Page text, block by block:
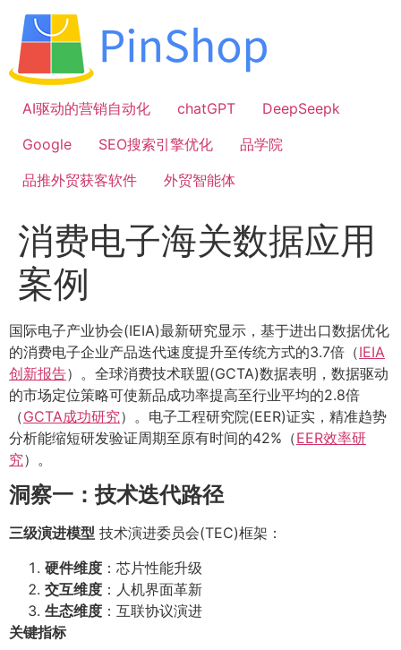
容
AI驱动的营销自动化
chatGPT
DeepSeepk
Google
SEO搜索引擎优化
品学院
品推外贸获客软件
外贸智能体
消费电子海关数据应用
案例
国际电子产业协会(IEIA)最新研究显示，基于进出口数据优化
的消费电子企业产品迭代速度提升至传统方式的3.7倍（IEIA
创新报告）。全球消费技术联盟(GCTA)数据表明，数据驱动
的市场定位策略可使新品成功率提高至行业平均的2.8倍
（GCTA成功研究）。电子工程研究院(EER)证实，精准趋势
分析能缩短研发验证周期至原有时间的42%（EER效率研
究）。
洞察一：技术迭代路径
三级演进模型 技术演进委员会(TEC)框架：
硬件维度 ：芯片性能升级
交互维度 ：人机界面革新
生态维度 ：互联协议演进
关键指标